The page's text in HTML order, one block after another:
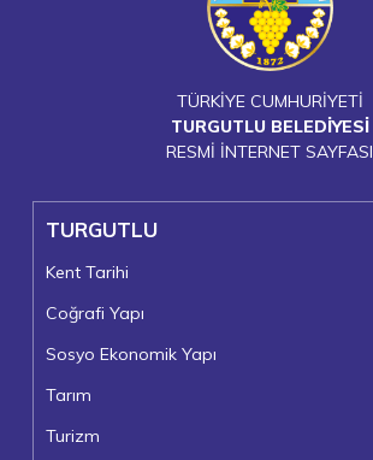
TÜRKİYE CUMHURİYETİ
TURGUTLU BELEDİYESİ
RESMİ İNTERNET SAYFASI
TURGUTLU
Kent Tarihi
Coğrafi Yapı
Sosyo Ekonomik Yapı
Tarım
Turizm